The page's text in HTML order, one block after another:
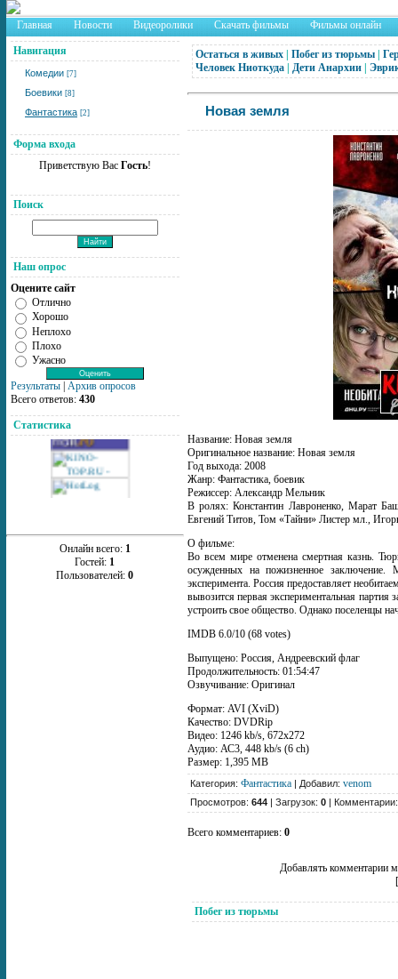
Главная Новости Видеоролики Скачать фильмы Фильмы онлайн
Навигация
Комедии [7]
Боевики [8]
Фантастика [2]
Форма входа
Приветствую Вас Гость!
Поиск
Наш опрос
Оцените сайт
Отлично
Хорошо
Неплохо
Плохо
Ужасно
Результаты Архив опросов
Всего ответов: 430
Статистика
Онлайн всего: 1
Гостей: 1
Пользователей:0
Остаться в живых Побег из тюрьмы
Человек Ниоткуда
Дети Анархии
Новая земля
Название: Новая земля
Оригинальное название: Новая земля
Год выхода: 2008
Жанр: Фантастика, боевик
Режиссер: Александр Мельник
В ролях: Константин Лавроненко, Марат
Евгений Титов, Том «Тайни» Листер мл.,
О фильме:
Во всем мире отменена смертная казнь.
осужденных на пожизненное заключение.
эксперимента. Россия предоставляет
вывозится первая экспериментальная
устроить свое общество. Однако поселенцы
IMDB 6.0/10 (68 votes)
Выпущено: Россия, Андреевский флаг
Продолжительность: 01:54:47
Озвучивание: Оригинал
Формат: AVI (XviD)
Качество: DVDRip
Видео: 1246 kb/s, 672x272
Аудио: АС3, 448 kb/s (6 ch)
Размер: 1,395 MB
Категория: Фантастика | Добавил: venom
Просмотров: 644 | Загрузок: 0 |
Всего комментариев: 0
Добавлять комментарии
Побег из тюрьмы